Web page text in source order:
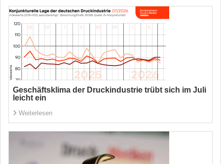
Geschäftsklima der Druckindustrie trübt sich im Juli
leicht ein
Weiterlesen